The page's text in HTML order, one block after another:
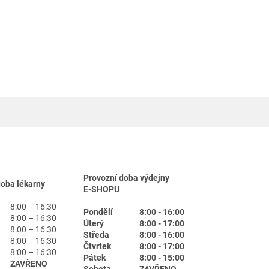
lékarny
8:00 – 16:30
8:00 – 16:30
8:00 – 16:30
8:00 – 16:30
8:00 – 16:30
ZAVŘENO
Provozní doba výdejny
E-SHOPU
Pondělí
8:00 - 16:00
Úterý
8:00 - 17:00
Středa
8:00 - 16:00
Čtvrtek
8:00 - 17:00
Pátek
8:00 - 15:00